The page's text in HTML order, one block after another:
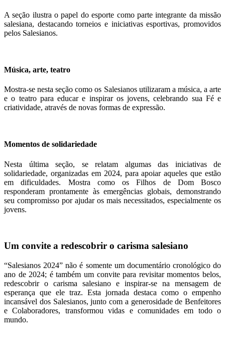
A seção ilustra o papel do esporte como parte integrante da missão
salesiana, destacando torneios e iniciativas esportivas, promovidos
pelos Salesianos.
Música, arte, teatro
Mostra-se nesta seção como os Salesianos utilizaram a música, a arte
e o teatro para educar e inspirar os jovens, celebrando sua Fé e
criatividade, através de novas formas de expressão.
Momentos de solidariedade
Nesta última seção, se relatam algumas das iniciativas de
solidariedade, organizadas em 2024, para apoiar aqueles que estão
em dificuldades. Mostra como os Filhos de Dom Bosco
responderam prontamente às emergências globais, demonstrando
seu compromisso por ajudar os mais necessitados, especialmente os
jovens.
Um convite a redescobrir o carisma salesiano
“Salesianos 2024” não é somente um documentário cronológico do
ano de 2024; é também um convite para revisitar momentos belos,
redescobrir o carisma salesiano e inspirar-se na mensagem de
esperança que ele traz. Esta jornada destaca como o empenho
incansável dos Salesianos, junto com a generosidade de Benfeitores
e Colaboradores, transformou vidas e comunidades em todo o
mundo.